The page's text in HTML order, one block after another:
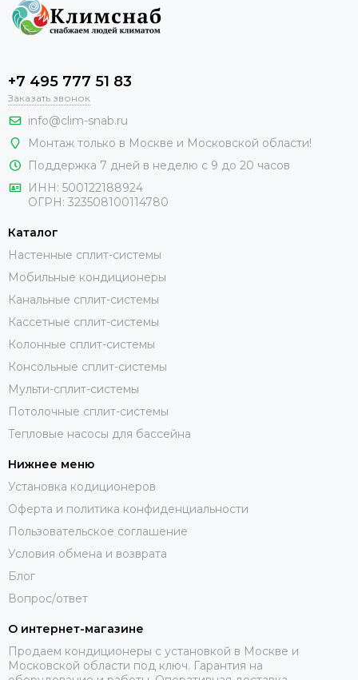
+7 495 777 51 83
Заказать звонок
info@clim-snab.ru
Монтаж только в Москве и Московской области!
Поддержка 7 дней в неделю с 9 до 20 часов
ИНН: 500122188924
ОГРН: 323508100114780
Каталог
Настенные сплит-системы
Мобильные кондиционеры
Канальные сплит-системы
Кассетные сплит-системы
Колонные сплит-системы
Консольные сплит-системы
Мульти-сплит-системы
Потолочные сплит-системы
Тепловые насосы для бассейна
Нижнее меню
Установка кодиционеров
Оферта и политика конфиденциальности
Пользовательское соглашение
Условия обмена и возврата
Блог
Вопрос/ответ
О интернет-магазине
Продаем кондиционеры с установкой в Москве и
Московской области под ключ. Гарантия на